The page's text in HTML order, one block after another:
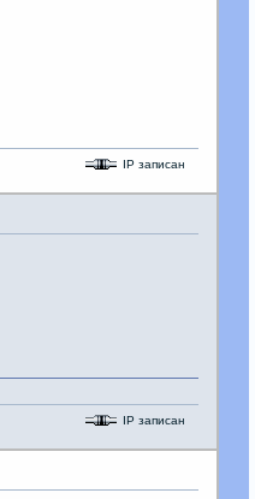
IP записан
IP записан